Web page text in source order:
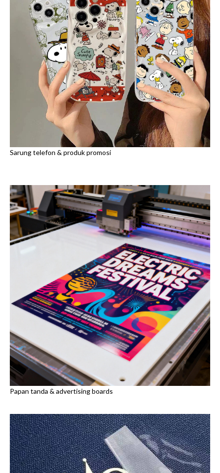
Sarung telefon & produk promosi
Papan tanda & advertising boards